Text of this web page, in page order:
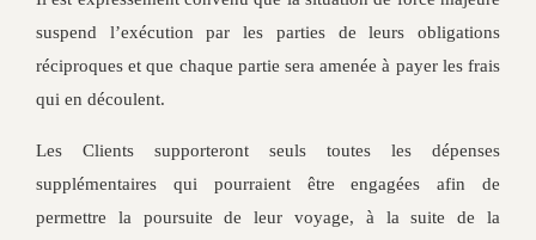
suspend l’exécution par les parties de leurs obligations
réciproques et que chaque partie sera amenée à payer les frais
qui en découlent.
Les Clients supporteront seuls toutes les dépenses
supplémentaires qui pourraient être engagées afin de
permettre la poursuite de leur voyage, à la suite de la